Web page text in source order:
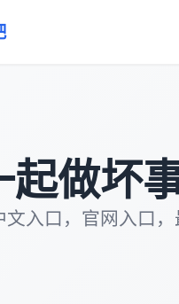
起做坏
入口，官网入口